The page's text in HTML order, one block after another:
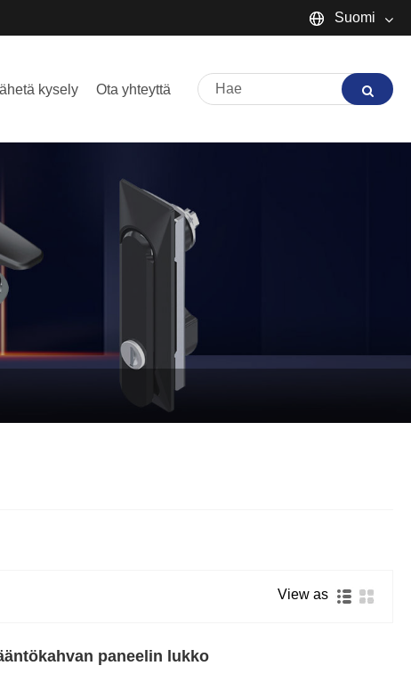
Suomi
Italiano
magyar
kysely Ota yhteyttä
View as
paneelin lukko